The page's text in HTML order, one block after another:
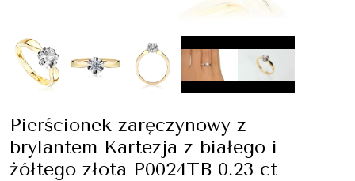
Pierścionek zaręczynowy z
brylantem Kartezja z białego i
żółtego złota P0024TB 0.23 ct